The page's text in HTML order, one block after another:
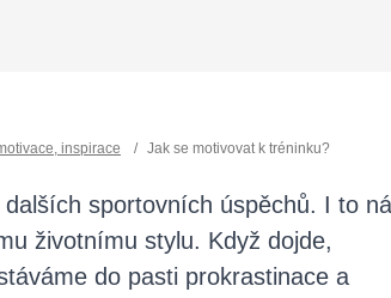
inspirace / Jak se motivovat k tréninku?
sportovních úspěchů. I to
životnímu stylu. Když dojde,
do pasti prokrastinace a